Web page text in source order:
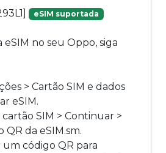
eSIM suportada
eSIM no seu Oppo, siga
> Cartão SIM e dados
eSIM.
SIM > Continuar >
QR da eSIM.sm.
código QR para